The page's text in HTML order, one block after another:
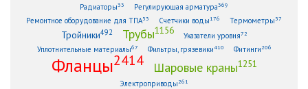
Радиаторы33 Регулирующая арматура369
Ремонтное оборудование для ТПА53 Счетчики воды176 Термометры 57
Тройники492 Трубы1156 Указатели уровня72
Уплотнительные материалы67 Фильтры, грязевики410 Фитинги 206
Фланцы2414 Шаровые краны1251
Электроприводы 261